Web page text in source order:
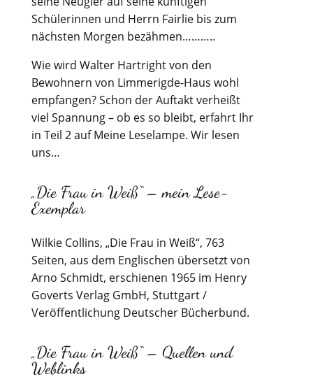
Schülerinnen und Herrn Fairlie bis zum
nächsten Morgen bezähmen………..
Wie wird Walter Hartright von den
Bewohnern von Limmerigde-Haus wohl
empfangen? Schon der Auftakt verheißt
viel Spannung – ob es so bleibt, erfahrt Ihr
in Teil 2 auf Meine Leselampe. Wir lesen
uns…
„Die Frau in Weiß“ – mein Lese-
Exemplar
Wilkie Collins, „Die Frau in Weiß“, 763
Seiten, aus dem Englischen übersetzt von
Arno Schmidt, erschienen 1965 im Henry
Goverts Verlag GmbH, Stuttgart /
Veröffentlichung Deutscher Bücherbund.
„Die Frau in Weiß“ – Quellen und
Weblinks